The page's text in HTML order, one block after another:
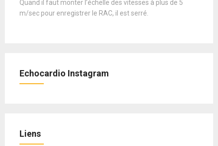
Quand il faut monter l’échelle des vitesses à plus de 5
m/sec pour enregistrer le RAC, il est serré.
Echocardio Instagram
Liens